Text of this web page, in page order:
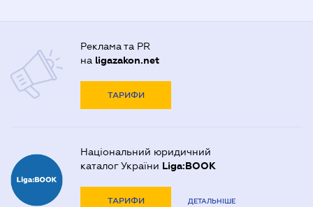
Реклама та PR
на ligazakon.net
ТАРИФИ
Національний юридичний
каталог України Liga:BOOK
ТАРИФИ ДЕТАЛЬНІШЕ